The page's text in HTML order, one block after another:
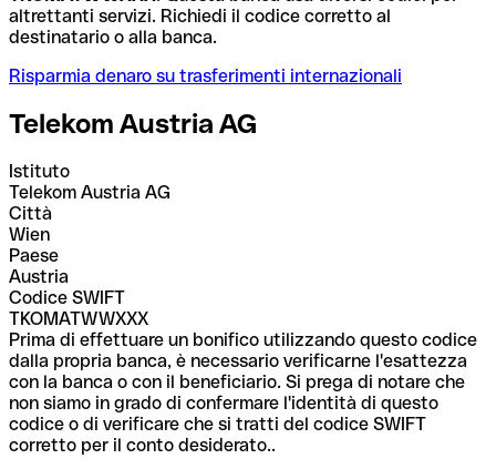
altrettanti servizi. Richiedi il codice corretto al
destinatario o alla banca.
Risparmia denaro su trasferimenti internazionali
Telekom Austria AG
Istituto
Telekom Austria AG
Città
Wien
Paese
Austria
Codice SWIFT
TKOMATWWXXX
Prima di effettuare un bonifico utilizzando questo codice
dalla propria banca, è necessario verificarne l'esattezza
con la banca o con il beneficiario. Si prega di notare che
non siamo in grado di confermare l'identità di questo
codice o di verificare che si tratti del codice SWIFT
corretto per il conto desiderato..